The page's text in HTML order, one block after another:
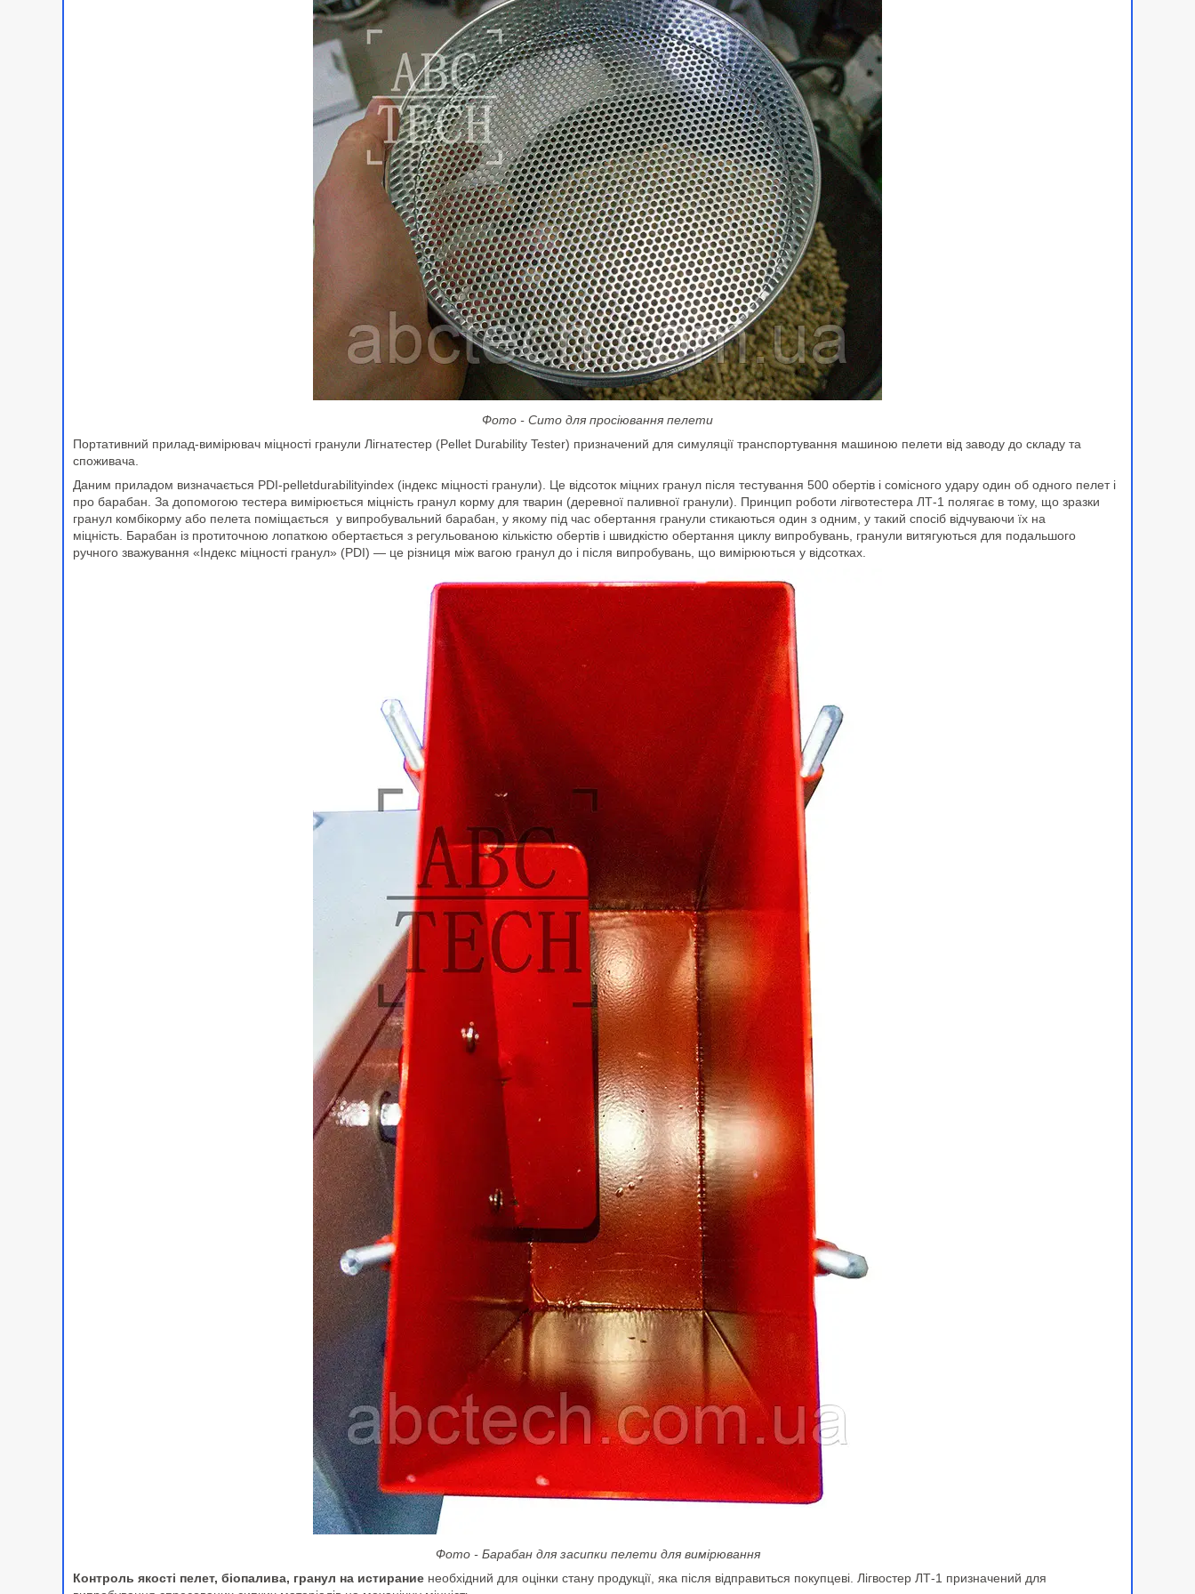
Фото - Сито для просіювання пелети
Портативний прилад-вимірювач міцності гранули Лігнатестер (Pellet Durability Tester) призначений для симуляції транспортування машиною пелети від заводу до складу та
споживача.
Даним приладом визначається PDI-pelletdurabilityindex (індекс міцності гранули). Це відсоток міцних гранул після тестування 500 обертів і сомісного удару один об одного пелет і
про барабан. За допомогою тестера вимірюється міцність гранул корму для тварин (деревної паливної гранули). Принцип роботи лігвотестера ЛТ-1 полягає в тому, що зразки
гранул комбікорму або пелета поміщається у випробувальний барабан, у якому під час обертання гранули стикаються один з одним, у такий спосіб відчуваючи їх на
міцність. Барабан із протиточною лопаткою обертається з регульованою кількістю обертів і швидкістю обертання циклу випробувань, гранули витягуються для подальшого
ручного зважування «Індекс міцності гранул» (PDI) — це різниця між вагою гранул до і після випробувань, що вимірюються у відсотках.
Фото - Барабан для засипки пелети для вимірювання
Контроль якості пелет, біопалива, гранул на истирание необхідний для оцінки стану продукції, яка після відправиться покупцеві. Лігвостер ЛТ-1 призначений для